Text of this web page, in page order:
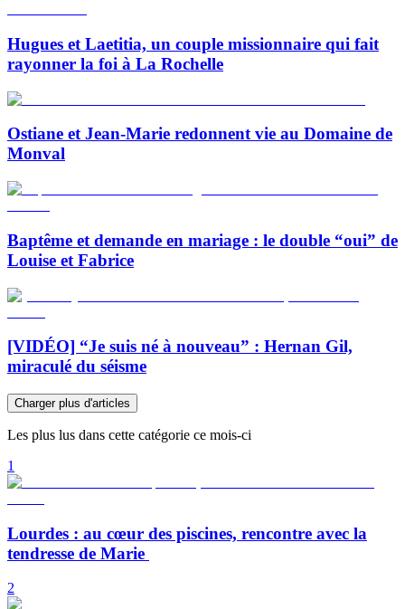
Hugues et Laetitia, un couple missionnaire qui fait
rayonner la foi à La Rochelle
Ostiane et Jean-Marie redonnent vie au Domaine de
Monval
Baptême et demande en mariage : le double “oui” de
Louise et Fabrice
[VIDÉO] “Je suis né à nouveau” : Hernan Gil,
miraculé du séisme
Charger plus d'articles
Les plus lus dans cette catégorie ce mois-ci
1
Lourdes : au cœur des piscines, rencontre avec la
tendresse de Marie
2